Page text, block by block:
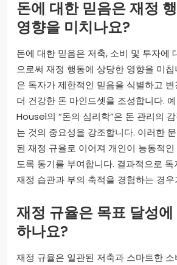
돈에 대한 믿음은 재정
영향을 미치나요?
돈에 대한 믿음은 저축, 소비 및 투자에
으로써 재정 행동에 상당한 영향을 미
은 독자가 제한적인 믿음을 식별하고
더 건강한 돈 마인드셋을 조성합니다.
Housel의 “돈의 심리학”은 돈 관리의
는 것의 중요성을 강조합니다. 이러한
된 재정 규율로 이어져 개인이 능동적
도록 동기를 부여합니다. 결과적으로
재정 습관과 부의 축적을 경험하는 경우
재정 규율은 목표 달성
하나요?
재정 규율은 일관된 저축과 스마트한